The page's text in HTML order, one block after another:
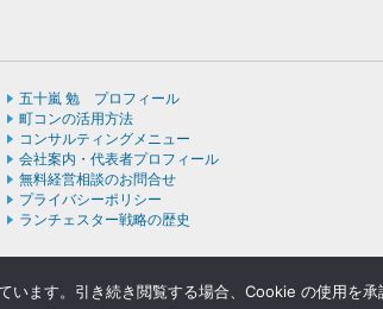
五十嵐 勉 プロフィール
町コンの活用方法
コンサルティングメニュー
会社案内・代表者プロフィール
無料経営相談のお問合せ
プライバシーポリシー
ランチェスター戦略の歴史
スターの法則を学ぶなら五十嵐コンサルティングオフィ
ます。引き続き閲覧する場合、Cookie の使用を承